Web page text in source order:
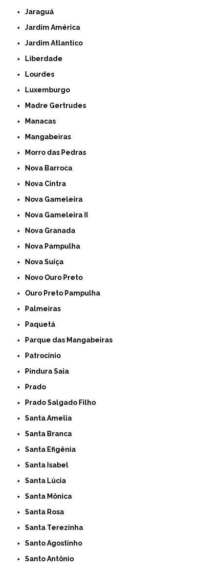
Jaraguá
Jardim América
Jardim Atlantico
Liberdade
Lourdes
Luxemburgo
Madre Gertrudes
Manacas
Mangabeiras
Morro das Pedras
Nova Barroca
Nova Cintra
Nova Gameleira
Nova Gameleira II
Nova Granada
Nova Pampulha
Nova Suíça
Novo Ouro Preto
Ouro Preto Pampulha
Palmeiras
Paquetá
Parque das Mangabeiras
Patrocínio
Pindura Saia
Prado
Prado Salgado Filho
Santa Amelia
Santa Branca
Santa Efigênia
Santa Isabel
Santa Lúcia
Santa Mônica
Santa Rosa
Santa Terezinha
Santo Agostinho
Santo Antônio